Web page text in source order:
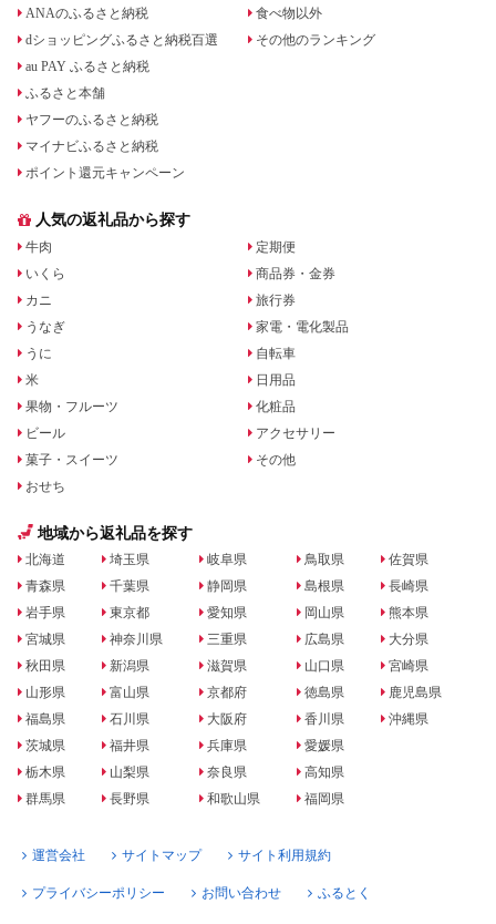
ANAのふるさと納税
dショッピングふるさと納税百選
au PAY ふるさと納税
ふるさと本舗
ヤフーのふるさと納税
マイナビふるさと納税
ポイント還元キャンペーン
食べ物以外
その他のランキング
人気の返礼品から探す
牛肉
いくら
カニ
うなぎ
うに
米
果物・フルーツ
ビール
菓子・スイーツ
おせち
定期便
商品券・金券
旅行券
家電・電化製品
自転車
日用品
化粧品
アクセサリー
その他
地域から返礼品を探す
北海道
青森県
岩手県
宮城県
秋田県
山形県
福島県
茨城県
栃木県
群馬県
埼玉県
千葉県
東京都
神奈川県
新潟県
富山県
石川県
福井県
山梨県
長野県
岐阜県
静岡県
愛知県
三重県
滋賀県
京都府
大阪府
兵庫県
奈良県
和歌山県
鳥取県
島根県
岡山県
広島県
山口県
徳島県
香川県
愛媛県
高知県
福岡県
佐賀県
長崎県
熊本県
大分県
宮崎県
鹿児島県
沖縄県
運営会社 サイトマップ サイト利用規約
プライバシーポリシー お問い合わせ ふるとく